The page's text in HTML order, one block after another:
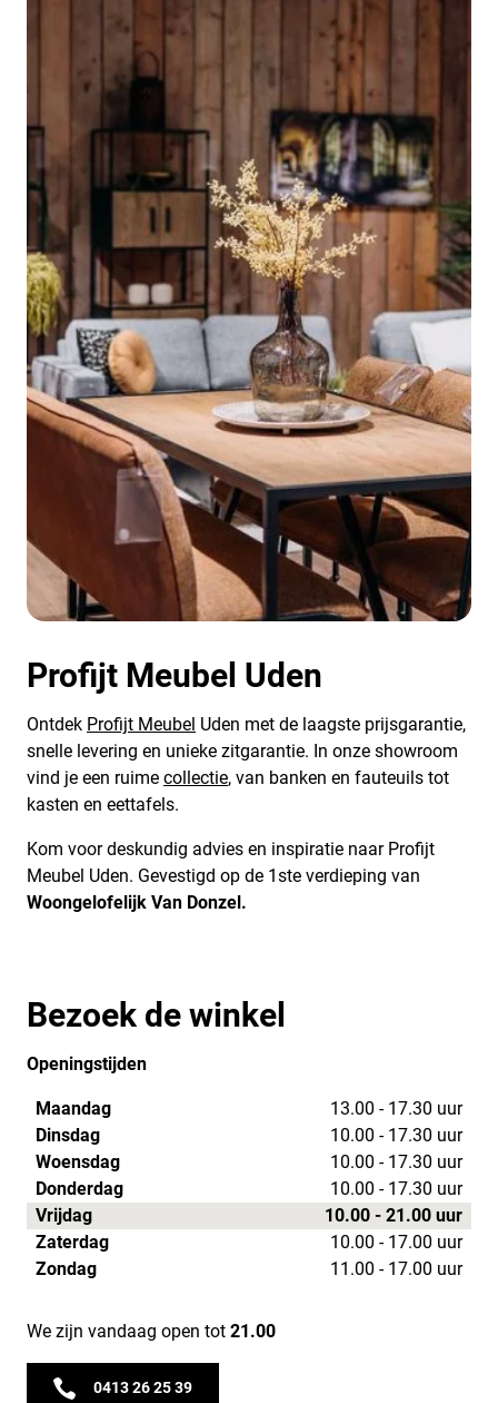
Profijt Meubel Uden
Ontdek Profijt Meubel Uden met de laagste prijsgarantie,
snelle levering en unieke zitgarantie. In onze showroom
vind je een ruime collectie, van banken en fauteuils tot
kasten en eettafels.
Kom voor deskundig advies en inspiratie naar Profijt
Meubel Uden. Gevestigd op de 1ste verdieping van
Woongelofelijk Van Donzel.
Bezoek de winkel
Openingstijden
Maandag
13.00 - 17.30 uur
Dinsdag
10.00 - 17.30 uur
Woensdag
10.00 - 17.30 uur
Donderdag
10.00 - 17.30 uur
Vrijdag
10.00 - 21.00 uur
Zaterdag
10.00 - 17.00 uur
Zondag
11.00 - 17.00 uur
We zijn vandaag open tot 21.00
0413 26 25 39